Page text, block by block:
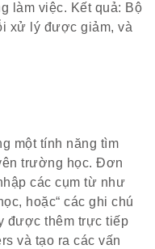
làm việc. Kết quả: Bộ
xử lý được giảm, và
một tính năng tìm
trường học. Đơn
các cụm từ như
hoặc“ các ghi chú
được thêm trực tiếp
và tạo ra các vấn